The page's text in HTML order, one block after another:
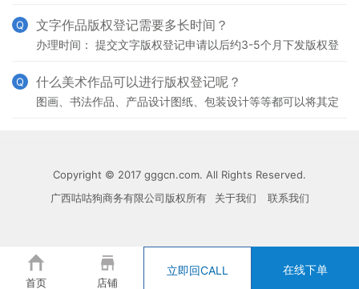
业用途。
文字作品版权登记需要多长时间？
办理时间： 提交文字版权登记申请以后约3-5个月下发版权登
死亡后50年内。
Q
什么美术作品可以进行版权登记呢？
图画、书法作品、产品设计图纸、包装设计等等都可以将其定
Q
Copyright © 2017 gggcn.com. All Rights Reserved.
广西咕咕狗商务有限公司版权所有
关于我们 联系我们
首页 店铺
立即回CALL 在线下单